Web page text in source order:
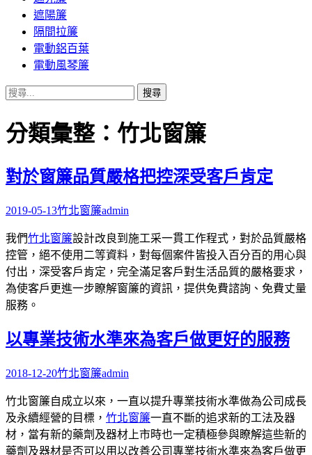
遮陽簾
隔間拉簾
電動鋁百葉
電動風琴簾
搜
關
鍵
分類彙整：竹北窗簾
對於窗簾品質嚴格把控深受客戶肯定
2019-05-13竹北窗簾admin
我們竹北窗簾設計改良到施工采一貫工作程式，對於品質嚴格
控管，絕不使用二等資料，對每個案件皆投入百分百的用心與
付出，深受客戶肯定，完全滿足客戶對生活品質的嚴格要求，
為使客戶更進一步瞭解窗簾的資訊，提供免費諮詢、免費丈量
服務。
以專業技術水準來為客戶做更好的服務
2018-12-20竹北窗簾admin
竹北窗簾自成立以來，一直以提升專業技術水準做為公司成長
及永續經營的目標， 竹北窗簾一直不斷的追求新的工法及器
材，當有新的藥劑及器材上市時也一定積極參與瞭解這些新的
藥劑及器材是否可以用以改善公司專業技術水準來為客戶做更